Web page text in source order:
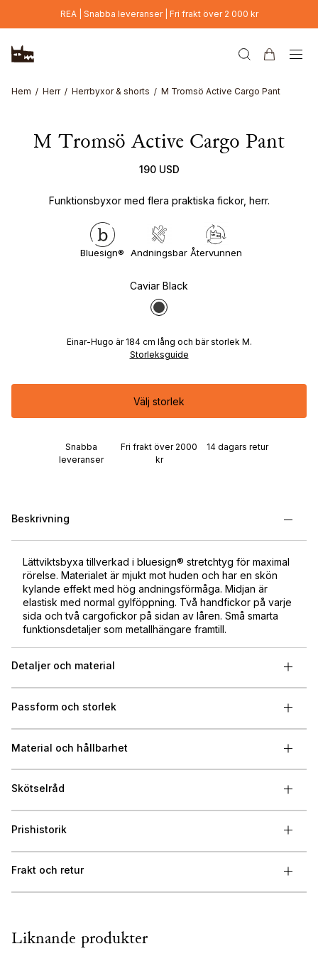
Hoppa till huvudinnehållREA | Snabba leveranser | Fri frakt över 2 000 kr
Hem Herr Herrbyxor & shorts M Tromsö Active Cargo Pant
M Tromsö Active Cargo Pant
190 USD
Funktionsbyxor med flera praktiska fickor, herr.
Bluesign® Andningsbar Återvunnen
Caviar Black
Einar-Hugo är 184 cm lång och bär storlek M.
Storleksguide
Välj storlek
Snabba
leveranser
Fri frakt över 2000
kr
14 dagars retur
Beskrivning
Lättviktsbyxa tillverkad i bluesign® stretchtyg för maximal
rörelse. Materialet är mjukt mot huden och har en skön
kylande effekt med hög andningsförmåga. Midjan är
elastisk med normal gylföppning. Två handfickor på varje
sida och två cargofickor på sidan av låren. Små smarta
funktionsdetaljer som metallhängare framtill.
Detaljer och material
Passform och storlek
Material och hållbarhet
Skötselråd
Prishistorik
Frakt och retur
Liknande produkter